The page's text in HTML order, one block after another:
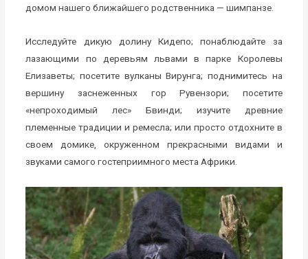
домом нашего ближайшего родственника — шимпанзе.
Исследуйте дикую долину Кидепо; понаблюдайте за
лазающими по деревьям львами в парке Королевы
Елизаветы; посетите вулканы Вирунга; поднимитесь на
вершину заснеженных гор Рувензори; посетите
«непроходимый лес» Бвинди; изучите древние
племенные традиции и ремесла; или просто отдохните в
своем домике, окруженном прекрасными видами и
звуками самого гостеприимного места Африки.